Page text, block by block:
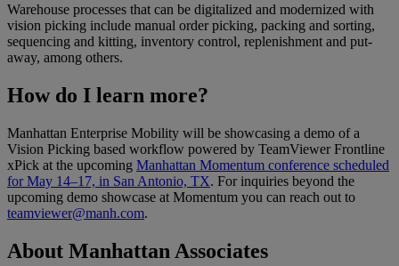
Warehouse processes that can be digitalized and modernized with
vision picking include manual order picking, packing and sorting,
sequencing and kitting, inventory control, replenishment and put-
away, among others.
How do I learn more?
Manhattan Enterprise Mobility will be showcasing a demo of a
Vision Picking based workflow powered by TeamViewer Frontline
xPick at the upcoming Manhattan Momentum conference scheduled
for May 14–17, in San Antonio, TX. For inquiries beyond the
upcoming demo showcase at Momentum you can reach out to
teamviewer@manh.com.
About Manhattan Associates